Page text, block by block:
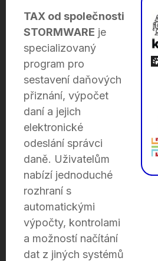
TAX od společnosti
STORMWARE je
specializovaný
program pro
sestavení daňových
přiznání, výpočet
daní a jejich
elektronické
odeslání správci
daně. Uživatelům
nabízí jednoduché
rozhraní s
automatickými
výpočty, kontrolami
a možností načítání
dat z jiných systémů